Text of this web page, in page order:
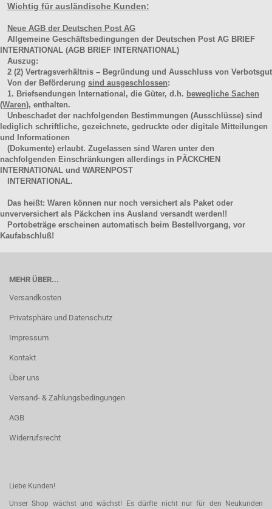
Wichtig für ausländische Kunden:
Neue AGB der Deutschen Post AG
Allgemeine Geschäftsbedingungen der Deutschen Post AG BRIEF
INTERNATIONAL (AGB BRIEF INTERNATIONAL)
Auszug:
2 (2) Vertragsverhältnis – Begründung und Ausschluss von Verbotsgut
Von der Beförderung sind ausgeschlossen:
1. Briefsendungen International, die Güter, d.h. bewegliche Sachen
(Waren), enthalten.
Unbeschadet der nachfolgenden Bestimmungen (Ausschlüsse) sind
lediglich schriftliche, gezeichnete, gedruckte oder digitale Mitteilungen
und Informationen
(Dokumente) erlaubt. Zugelassen sind Waren unter den
nachfolgenden Einschränkungen allerdings in PÄCKCHEN
INTERNATIONAL und WARENPOST
INTERNATIONAL.
Das heißt: Waren können nur noch versichert als Paket oder
unverversichert als Päckchen ins Ausland versandt werden!!
Portobeträge erscheinen automatisch beim Bestellvorgang, vor
Kaufabschluß!
MEHR ÜBER...
Versandkosten
Privatsphäre und Datenschutz
Impressum
Kontakt
Über uns
Versand- & Zahlungsbedingungen
AGB
Widerrufsrecht
Liebe Kunden!
Unser Shop wächst und wächst! Es dürfte nicht nur für den Neukunden